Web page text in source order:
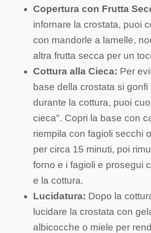
Copertura con Frutta
infornare la crostata, puoi
con mandorle a lamelle,
altra frutta secca per un
Cottura alla Cieca: Per
base della crostata si gonfi
durante la cottura, puoi
cieca". Copri la base con
riempila con fagioli secchi
per circa 15 minuti, poi
forno e i fagioli e prosegui
e la cottura.
Lucidatura: Dopo la
lucidare la crostata con
albicocche o miele per